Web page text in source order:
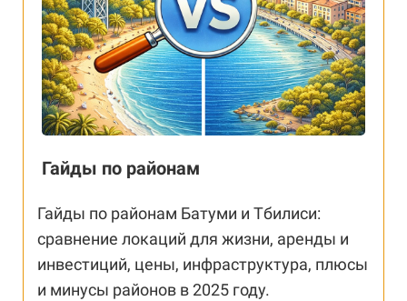
Гайды по районам
Гайды по районам Батуми и Тбилиси:
сравнение локаций для жизни, аренды и
инвестиций, цены, инфраструктура, плюсы
и минусы районов в 2025 году.